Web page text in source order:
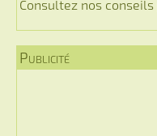
Consultez nos
Publicité